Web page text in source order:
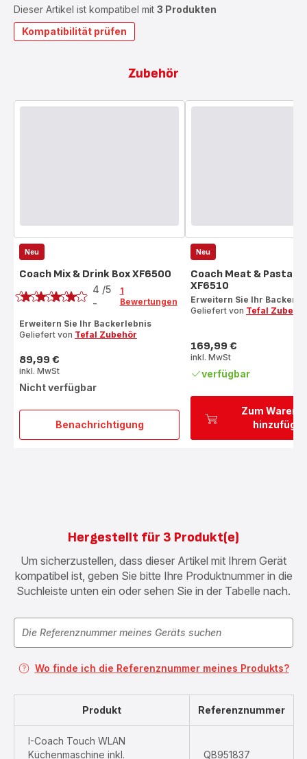
Dieser Artikel ist kompatibel mit 3 Produkten
Kompatibilität prüfen
Zubehör
Benachrichtigung
Coach
Neu
Coach Mix & Drink Box XF6500
Bewertung
mit
4
(Durchschnitt)
4 /5
-
1
Bewertungen
Erweitern Sie Ihr Backerlebnis
Geliefert von Tefal Zubehör
Preis
89,99 €
inkl. MwSt
Nicht verfügbar
Zum
Neu
Coach Meat & Pasta
XF6510
Erweitern Sie Ihr
Geliefert von Tefal
Preis
169,99 €
inkl. MwSt
verfügbar
Hergestellt für 3 Produkt(e)
Um sicherzustellen, dass dieser Artikel mit Ihrem Gerät
kompatibel ist, geben Sie bitte Ihre Produktnummer in die
Suchleiste unten ein oder sehen Sie in der Tabelle nach.
Wo finde ich die Referenznummer meines Produkts?
Produkt Referenznummer
I-Coach Touch WLAN
Küchenmaschine inkl.
QB951837